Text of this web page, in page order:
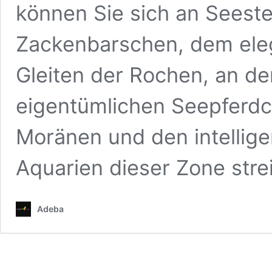
können Sie sich an
Zackenbarschen, dem
Gleiten der Rochen, an
eigentümlichen
Moränen und den
Aquarien dieser Zone
Adeba